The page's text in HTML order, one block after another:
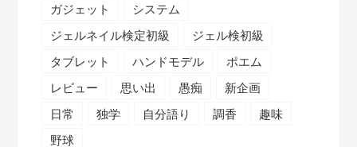
ガジェット
システム
ジェルネイル検定初級
ジェル検初級
タブレット
ハンドモデル
ポエム
レビュー
思い出 愚痴
新企画
日常
独学 自分語り 調香
趣味
野球